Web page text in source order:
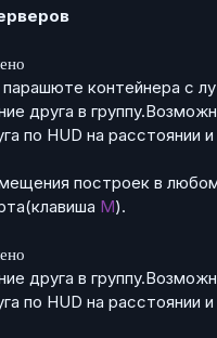
контейнера с
друга в
по HUD на расстоянии
построек в
M).
друга в
по HUD на расстоянии